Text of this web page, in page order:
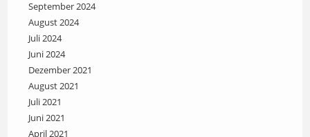
September 2024
August 2024
Juli 2024
Juni 2024
Dezember 2021
August 2021
Juli 2021
Juni 2021
April 2021